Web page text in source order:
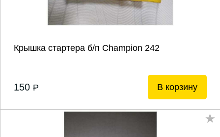
Крышка стартера б/п Champion 242
150 P В корзину